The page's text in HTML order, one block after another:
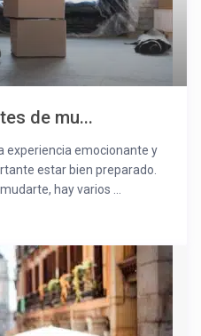
de mu...
experiencia emocionante y
estar bien preparado.
hay varios ...